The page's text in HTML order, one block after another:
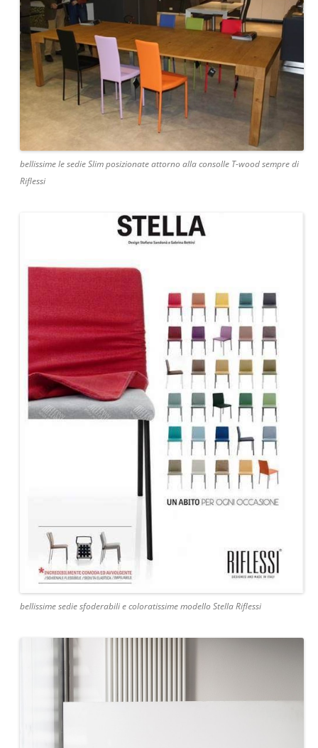
bellissime le sedie Slim posizionate attorno alla consolle T-wood sempre di
Riflessi
bellissime sedie sfoderabili e coloratissime modello Stella Riflessi